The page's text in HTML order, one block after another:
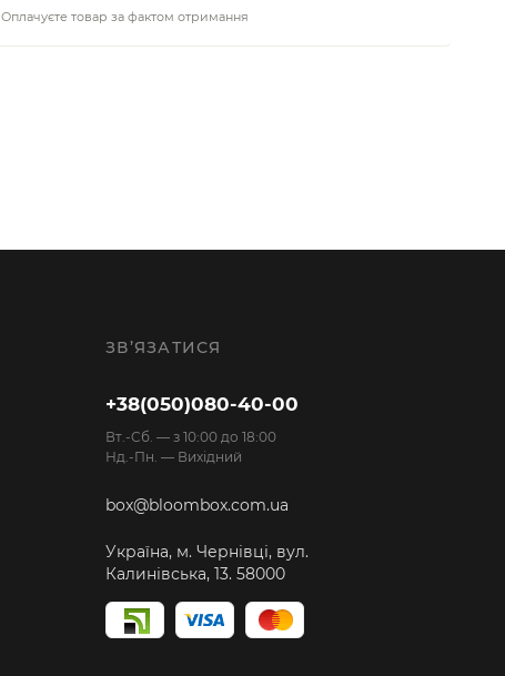
Оплачуєте товар за фактом отримання
ЗВ’ЯЗАТИСЯ
+38(050)080-40-00
Вт.-Cб. — з 10:00 до 18:00
Нд.-Пн. — Вихідний
box@bloombox.com.ua
Україна, м. Чернівці, вул.
Калинівська, 13. 58000